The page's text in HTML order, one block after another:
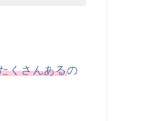
くさんあるの